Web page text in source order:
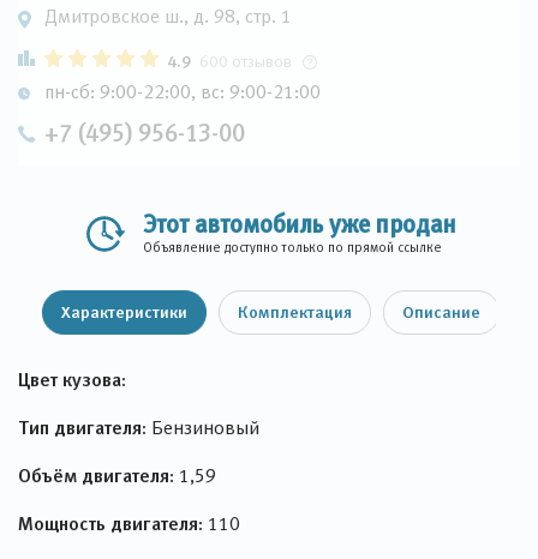
Дмитровское ш., д. 98, стр. 1
4.9 600 отзывов
пн-сб: 9:00-22:00, вс: 9:00-21:00
+7 (495) 956-13-00
Этот автомобиль уже продан
Объявление доступно только по прямой ссылке
Характеристики Комплектация Описание
Цвет кузова:
Тип двигателя: Бензиновый
Объём двигателя: 1,59
Мощность двигателя: 110